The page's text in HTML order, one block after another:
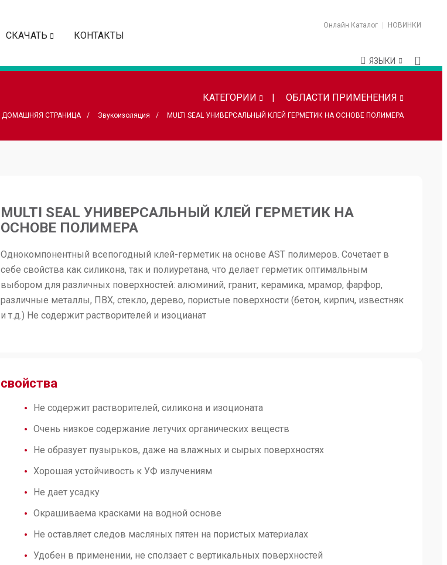
СКАЧАТЬ КОНТАКТЫ
Онлайн Каталог НОВИНКИ
ЯЗЫКИ
КАТЕГОРИИ ОБЛАСТИ ПРИМЕНЕНИЯ
ДОМАШНЯЯ СТРАНИЦА Звукоизоляция MULTI SEAL УНИВЕРСАЛЬНЫЙ КЛЕЙ ГЕРМЕТИК НА ОСНОВЕ ПОЛИМЕРА
MULTI SEAL УНИВЕРСАЛЬНЫЙ КЛЕЙ ГЕРМЕТИК НА
ОСНОВЕ ПОЛИМЕРА
Однокомпонентный всепогодный клей-герметик на основе AST полимеров. Сочетает в
себе свойства как силикона, так и полиуретана, что делает герметик оптимальным
выбором для различных поверхностей: алюминий, гранит, керамика, мрамор, фарфор,
различные металлы, ПВХ, стекло, дерево, пористые поверхности (бетон, кирпич, известняк
и т.д.) Не содержит растворителей и изоцианат
свойства
Не содержит растворителей, силикона и изоционата
Очень низкое содержание летучих органических веществ
Не образует пузырьков, даже на влажных и сырых поверхностях
Хорошая устойчивость к УФ излучениям
Не дает усадку
Окрашиваема красками на водной основе
Не оставляет следов масляных пятен на пористых материалах
Удобен в применении, не сползает с вертикальных поверхностей